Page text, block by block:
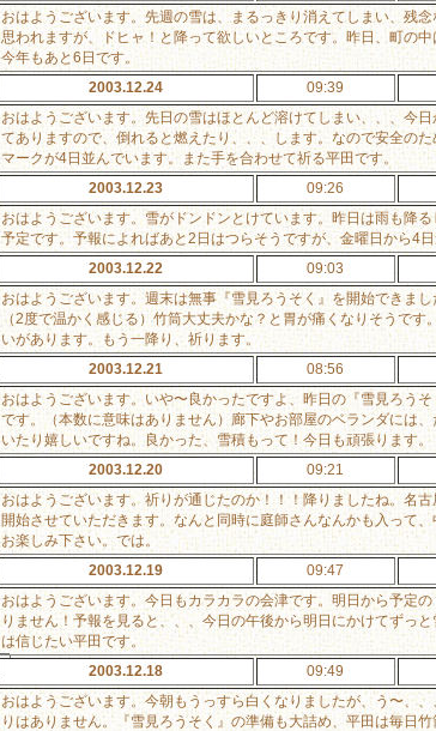
おはようございます。先週の雪は、まるっきり消えてしまい、残
思われますが、ドヒャ！と降って欲しいところです。昨日、町の
今年もあと6日です。
2003.12.24
09:39
おはようございます。先日の雪はほとんど溶けてしまい、、、今
てありますので、倒れると燃えたり、、、します。なので安全の
マークが4日並んでいます。また手を合わせて祈る平田です。
2003.12.23
09:26
おはようございます。雪がドンドンとけています。昨日は雨も降
予定です。予報によればあと2日はつらそうですが、金曜日から4
2003.12.22
09:03
おはようございます。週末は無事『雪見ろうそく』を開始できま
（2度で温かく感じる）竹筒大丈夫かな？と胃が痛くなりそうで
いがあります。もう一降り、祈ります。
2003.12.21
08:56
おはようございます。いや〜良かったですよ、昨日の『雪見ろう
です。（本数に意味はありません）廊下やお部屋のベランダには
いたり嬉しいですね。良かった、雪積もって！今日も頑張ります。
2003.12.20
09:21
おはようございます。祈りが通じたのか！！！降りましたね。名
開始させていただきます。なんと同時に庭師さんなんかも入って
お楽しみ下さい。では。
2003.12.19
09:47
おはようございます。今日もカラカラの会津です。明日から予定
りません！予報を見ると、、、今日の午後から明日にかけてずっ
は信じたい平田です。
2003.12.18
09:49
おはようございます。今朝もうっすら白くなりましたが、う〜、
りはありません。『雪見ろうそく』の準備も大詰め、平田は毎日